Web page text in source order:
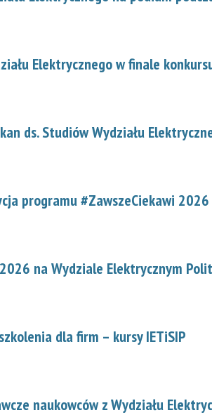
Elektrycznego w finale
ds. Studiów Wydziału
programu #ZawszeCiekawi
na Wydziale Elektrycznym
dla firm – kursy IETiSIP
naukowców z Wydziału